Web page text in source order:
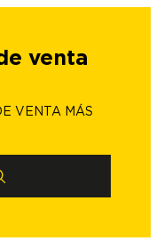
venta
VENTA MÁS